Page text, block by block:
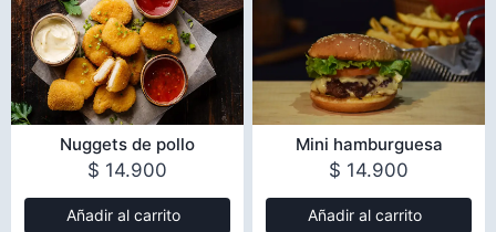
Nuggets de pollo
$ 14.900
Añadir al carrito
Mini hamburguesa
$ 14.900
Añadir al carrito